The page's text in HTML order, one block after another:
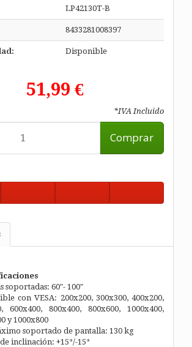
LP42130T-B
8433281008397
Disponible
51,99 €
*IVA Incluido
Comprar
soportadas: 60"- 100"
con VESA: 200x200, 300x300, 400x200,
600x400, 800x400, 800x600, 1000x400,
y 1000x800
soportado de pantalla: 130 kg
inclinación: +15°/-15°